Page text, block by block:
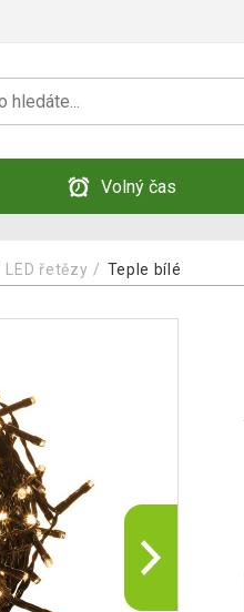
Volný čas
LED řetězy Teple bílé